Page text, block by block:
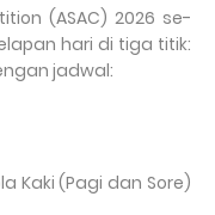
(ASAC) 2026 se-
hari di tiga titik:
jadwal:
Kaki (Pagi dan Sore)